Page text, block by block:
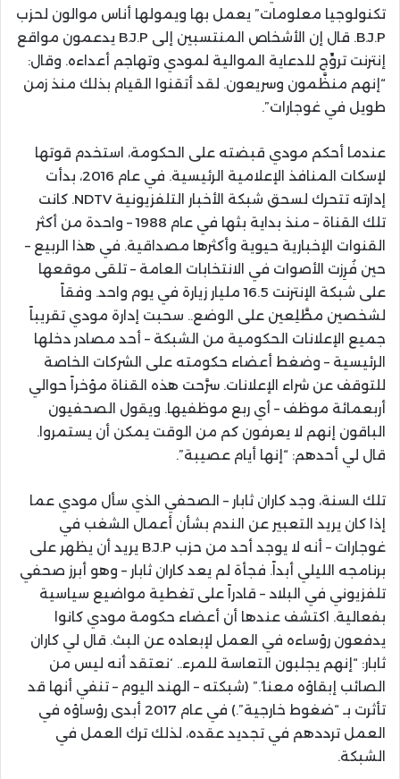
تكنولوجيا معلومات” يعمل بها ويمولها أناس موالون لحزب
B.J.P. قال إن الأشخاص المنتسبين إلى B.J.P يدعمون مواقع
إنترنت تروِّج للدعاية الموالية لمودي وتهاجم أعداءه. وقال:
“إنهم منظَّمون وسريعون. لقد أتقنوا القيام بذلك منذ زمن
طويل في غوجارات”.
عندما أحكم مودي قبضته على الحكومة، استخدم قوتها
لإسكات المنافذ الإعلامية الرئيسية. في عام 2016، بدأت
إدارته تتحرك لسحق شبكة الأخبار التلفزيونية NDTV. كانت
تلك القناة – منذ بداية بثها في عام 1988 – واحدة من أكثر
القنوات الإخبارية حيوية وأكثرها مصداقية. في هذا الربيع –
حين فُرِزت الأصوات في الانتخابات العامة – تلقى موقعها
على شبكة الإنترنت 16.5 مليار زيارة في يوم واحد. وفقاً
لشخصين مطَّلِعين على الوضع.. سحبت إدارة مودي تقريباً
جميع الإعلانات الحكومية من الشبكة – أحد مصادر دخلها
الرئيسية – وضغط أعضاء حكومته على الشركات الخاصة
للتوقف عن شراء الإعلانات. سرَّحت هذه القناة مؤخراً حوالي
أربعمائة موظف – أي ربع موظفيها. ويقول الصحفيون
الباقون إنهم لا يعرفون كم من الوقت يمكن أن يستمروا.
قال لي أحدهم: “إنها أيام عصيبة”.
تلك السنة، وجد كاران ثابار – الصحفي الذي سأل مودي عما
إذا كان يريد التعبير عن الندم بشأن أعمال الشغب في
غوجارات – أنه لا يوجد أحد من حزب B.J.P يريد أن يظهر على
برنامجه الليلي أبداً. فجأة لم يعد كاران ثابار – وهو أبرز صحفي
تلفزيوني في البلاد – قادراً على تغطية مواضيع سياسية
بفعالية. اكتشف عندها أن أعضاء حكومة مودي كانوا
يدفعون رؤساءه في العمل لإبعاده عن البث. قال لي كاران
ثابار: “إنهم يجلبون التعاسة للمرء.. ‘نعتقد أنه ليس من
الصائب إبقاؤه معنا’.” (شبكته – الهند اليوم – تنفي أنها قد
تأثرت بـ “ضغوط خارجية”.) في عام 2017 أبدى رؤساؤه في
العمل ترددهم في تجديد عقده، لذلك ترك العمل في
الشبكة.